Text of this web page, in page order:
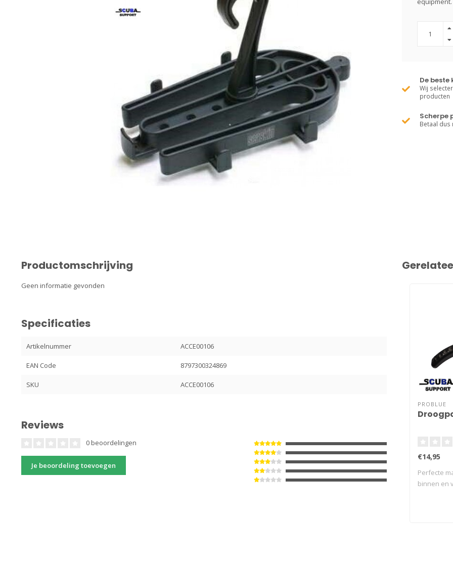
De beste
Wij
producten
Scherpe
Betaal dus
Productomschrijving
Geen informatie gevonden
Specificaties
Artikelnummer ACCE00106
EAN Code 8797300324869
SKU ACCE00106
Reviews
0 beoordelingen
Je beoordeling toevoegen
PROBLUE
€14,95
Perfecte
binnen en